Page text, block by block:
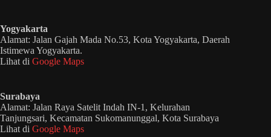
Yogyakarta
Alamat: Jalan Gajah Mada No.53, Kota Yogyakarta, Daerah
Istimewa Yogyakarta.
Lihat di Google Maps
Surabaya
Alamat: Jalan Raya Satelit Indah IN-1, Kelurahan
Tanjungsari, Kecamatan Sukomanunggal, Kota Surabaya
Lihat di Google Maps